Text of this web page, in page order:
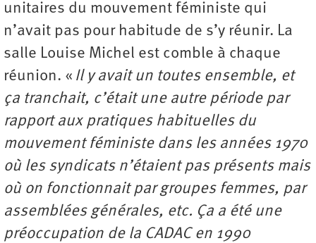
unitaires du mouvement féministe qui
n’avait pas pour habitude de s’y réunir. La
salle Louise Michel est comble à chaque
réunion. « Il y avait un toutes ensemble, et
ça tranchait, c’était une autre période par
rapport aux pratiques habituelles du
mouvement féministe dans les années 1970
où les syndicats n’étaient pas présents mais
où on fonctionnait par groupes femmes, par
assemblées générales, etc. Ça a été une
préoccupation de la CADAC en 1990